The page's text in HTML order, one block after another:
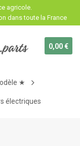
agricole.
dans toute la France
0,00 €
★
électriques